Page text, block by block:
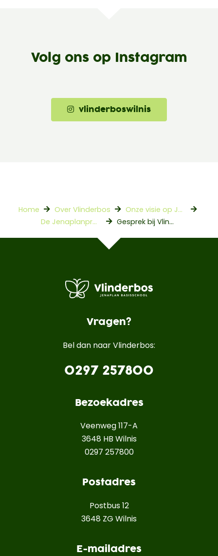
Volg ons op Instagram
vlinderboswilnis
Home Over Vlinderbos
Onze visie op Jenaplan basisonderwijs
De Jenaplanpraktijk in Vlinderbos
Gesprek bij Vlinderbos
Vragen?
Bel dan naar Vlinderbos:
0297 257800
Bezoekadres
Veenweg 117-A
3648 HB Wilnis
0297 257800
Postadres
Postbus 12
3648 ZG Wilnis
E-mailadres